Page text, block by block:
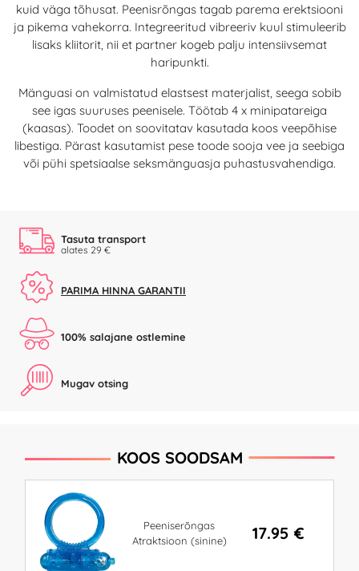
kuid väga tõhusat. Peenisrõngas tagab parema erektsiooni
ja pikema vahekorra. Integreeritud vibreeriv kuul stimuleerib
lisaks kliitorit, nii et partner kogeb palju intensiivsemat
haripunkti.
Mänguasi on valmistatud elastsest materjalist, seega sobib
see igas suuruses peenisele. Töötab 4 x minipatareiga
(kaasas). Toodet on soovitatav kasutada koos veepõhise
libestiga. Pärast kasutamist pese toode sooja vee ja seebiga
või pühi spetsiaalse seksmänguasja puhastusvahendiga.
Tasuta transport
alates 29 €
PARIMA HINNA GARANTII
100% salajane ostlemine
Mugav otsing
KOOS SOODSAM
Peeniserõngas
Atraktsioon (sinine)
17.95 €